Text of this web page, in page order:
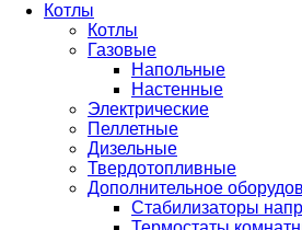
Котлы
Котлы
Газовые
Напольные
Настенные
Электрические
Пеллетные
Дизельные
Твердотопливные
Дополнительное
Стабилизаторы